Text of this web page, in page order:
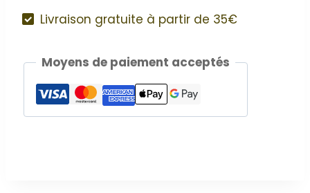
cinq
lingettes
quantity
Livraison gratuite à partir de 35€
Moyens de paiement acceptés